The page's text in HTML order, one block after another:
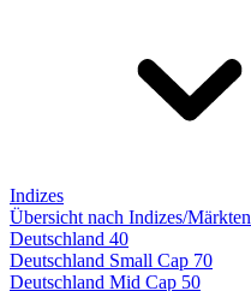
Indizes
Übersicht nach Indizes/Märkten
Deutschland 40
Deutschland Small Cap 70
Deutschland Mid Cap 50